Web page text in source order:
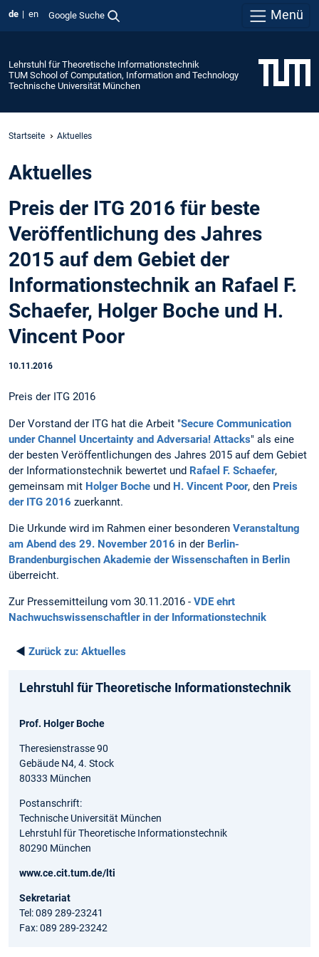
de en Google Suche Menü
Lehrstuhl für Theoretische Informationstechnik
TUM School of Computation, Information and Technology
Technische Universität München
Startseite Aktuelles
Aktuelles
Preis der ITG 2016 für beste
Veröffentlichung des Jahres
2015 auf dem Gebiet der
Informationstechnik an Rafael F.
Schaefer, Holger Boche und H.
Vincent Poor
10.11.2016
Preis der ITG 2016
Der Vorstand der ITG hat die Arbeit "Secure Communication
under Channel Uncertainty and Adversaria! Attacks" als eine
der besten Veröffentlichungen des Jahres 2015 auf dem Gebiet
der Informationstechnik bewertet und Rafael F. Schaefer,
gemeinsam mit Holger Boche und H. Vincent Poor, den Preis
der ITG 2016 zuerkannt.
Die Urkunde wird im Rahmen einer besonderen Veranstaltung
am Abend des 29. November 2016 in der Berlin-
Brandenburgischen Akademie der Wissenschaften in Berlin
überreicht.
Zur Pressemitteilung vom 30.11.2016 - VDE ehrt
Nachwuchswissenschaftler in der Informationstechnik
◄ Zurück zu: Aktuelles
Lehrstuhl für Theoretische Informationstechnik
Prof. Holger Boche
Theresienstrasse 90
Gebäude N4, 4. Stock
80333 München
Postanschrift:
Technische Universität München
Lehrstuhl für Theoretische Informationstechnik
80290 München
www.ce.cit.tum.de/lti
Sekretariat
Tel: 089 289-23241
Fax: 089 289-23242